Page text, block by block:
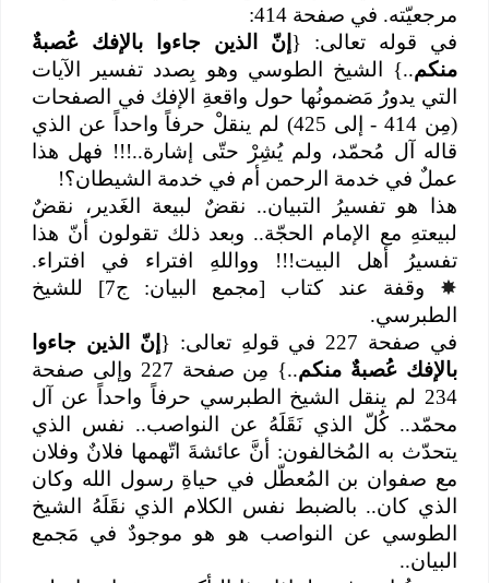
مرجعيّته. في صفحة 414:
في قوله تعالى: {إنّ الذين جاءوا بالإفك عُصبةٌ
منكم..} الشيخ الطوسي وهو بِصدد تفسير الآيات
التي يدورُ مَضمونُها حول واقعةِ الإفك في الصفحات
(مِن 414 - إلى 425) لم ينقلْ حرفاً واحداً عن الذي
قاله آل مُحمّد، ولم يُشِرْ حتّى إشارة..!!! فهل هذا
عملٌ في خدمة الرحمن أم في خدمة الشيطان؟!
هذا هو تفسيرُ التبيان.. نقضٌ لبيعة الغَدير، نقضٌ
لبيعتهِ مع الإمام الحجّة.. وبعد ذلك تقولون أنّ هذا
تفسيرُ أهل البيت!!! وواللهِ افتراء في افتراء.
✸
وقفة عند كتاب [مجمع البيان: ج7] للشيخ
الطبرسي.
في صفحة 227 في قولهِ تعالى: {
إنّ الذين جاءوا
بالإفك عُصبةٌ منكم
..} مِن صفحة 227 وإلى صفحة
234 لم ينقل الشيخ الطبرسي حرفاً واحداً عن آل
محمّد.. كُلّ الذي نَقَلَهُ عن النواصب.. نفس الذي
يتحدّث به المُخالفون: أنَّ عائشةَ اتّهمها فلانٌ وفلان
مع صفوان بن المُعطّل في حياةِ رسول الله وكان
الذي كان.. بالضبط نفس الكلام الذي نقَلَهُ الشيخ
الطوسي عن النواصب هو هو موجودٌ في مَجمع
البيان..